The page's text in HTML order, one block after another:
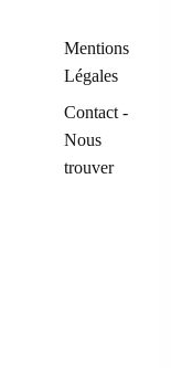
Mentions
Légales
Contact -
Nous
trouver